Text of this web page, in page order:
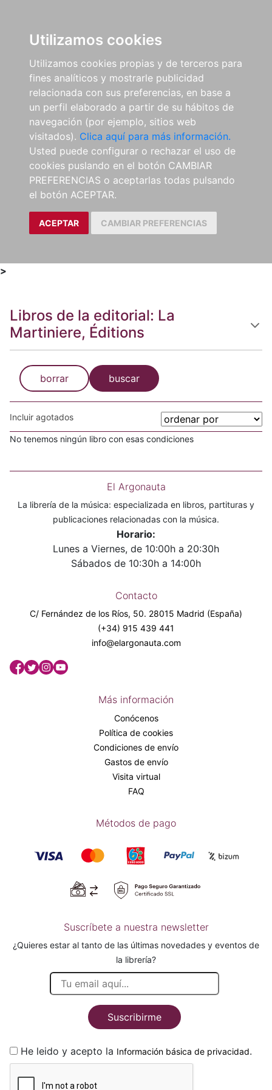
Utilizamos cookies
Utilizamos cookies propias y de terceros para
fines analíticos y mostrarle publicidad
relacionada con sus preferencias, en base a
un perfil elaborado a partir de su hábitos de
navegación (por ejemplo, sitios web
visitados). Clica aquí para más información.
Usted puede configurar o rechazar el uso de
cookies puslando en el botón CAMBIAR
PREFERENCIAS o aceptarlas todas pulsando
el botón ACEPTAR.
ACEPTAR CAMBIAR PREFERENCIAS
>
Libros de la editorial: La
Martiniere, Éditions
borrar buscar
Incluir agotados
No tenemos ningún libro con esas condiciones
El Argonauta
La librería de la música: especializada en libros, partituras y
publicaciones relacionadas con la música.
Horario:
Lunes a Viernes, de 10:00h a 20:30h
Sábados de 10:30h a 14:00h
Contacto
C/ Fernández de los Ríos, 50. 28015 Madrid (España)
(+34) 915 439 441
info@elargonauta.com
Más información
Conócenos
Política de cookies
Condiciones de envío
Gastos de envío
Visita virtual
FAQ
Métodos de pago
Suscríbete a nuestra newsletter
¿Quieres estar al tanto de las últimas novedades y eventos de
la librería?
Suscribirme
He leido y acepto la Información básica de privacidad.